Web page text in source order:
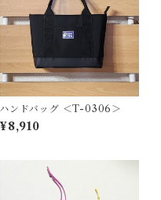
ハンドバッグ ＜T-0306＞
¥8,910